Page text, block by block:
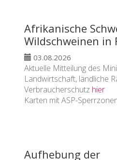
Afrikanische
Wildschweinen in
03.08.2026
Aktuelle Mitteilung des
Landwirtschaft, ländliche
Verbraucherschutz hier
Karten mit ASP-
Aufhebung der